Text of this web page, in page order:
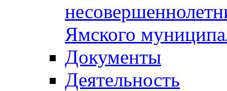
Ямского
Документы
Деятельность